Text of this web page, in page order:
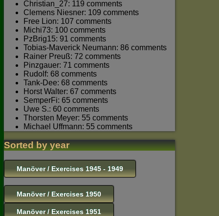
Christian_27: 119 comments
Clemens Niesner: 109 comments
Free Lion: 107 comments
Michi73: 100 comments
PzBrig15: 91 comments
Tobias-Maverick Neumann: 86 comments
Rainer Preuß: 72 comments
Pinzgauer: 71 comments
Rudolf: 68 comments
Tank-Dee: 68 comments
Horst Walter: 67 comments
SemperFi: 65 comments
Uwe S.: 60 comments
Thorsten Meyer: 55 comments
Michael Uffmann: 55 comments
Sorted by year
Manöver / Exercises 1945 - 1949
Manöver / Exercises 1950
Manöver / Exercises 1951